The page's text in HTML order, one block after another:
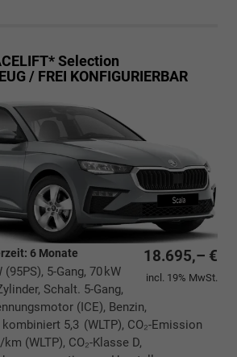
Selection
/ FREI KONFIGURIERBAR
18.695,– €
incl. 19% MwSt.
6 Monate
5-Gang, 70 kW
Schalt. 5-Gang,
(ICE), Benzin,
5,3 (WLTP), CO₂-Emission
(WLTP), CO₂-Klasse D,